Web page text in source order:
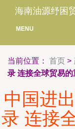
海南油源纾困
MENU
当前位置： 首页 >
录 连接全球贸易
中国进
录 连接